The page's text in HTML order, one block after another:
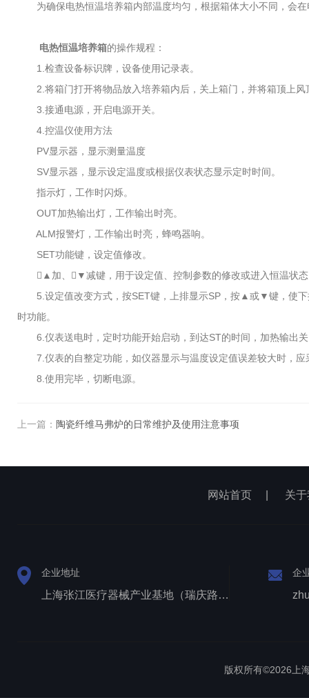
为确保电热恒温培养箱内部温度均匀，根据箱体大小不同，会在
电热恒温培养箱的操作规程：
1.检查设备标识牌，设备使用记录表。
2.将箱门打开将物品放入培养箱内后，关上箱门，并将箱顶上风
3.接通电源，开启电源开关。
4.控温仪使用方法
PV显示器，显示测量温度
SV显示器，显示设定温度或根据仪表状态显示定时时间。
指示灯，工作时闪烁。
OUT加热输出灯，工作输出时亮。
ALM报警灯，工作输出时亮，蜂鸣器响。
SET功能键，设定值修改。
▲加、▼减键，用于设定值、控制参数的修改或进入恒温状
5.设定值改变方式，按SET键，上排显示SP，按▲或▼键，使下
时功能。
6.仪表送电时，定时功能开始启动，到达ST的时间，加热输出关
7.仪表的自整定功能，如仪器显示与温度设定值误差较大时，应
8.使用完毕，切断电源。
上一篇： 陶瓷纤维马弗炉的日常维护及使用注意事项
网站首页 关
企业地址
上海张江医疗器械产业基地（瑞庆路528号）
企
版权所有©2026